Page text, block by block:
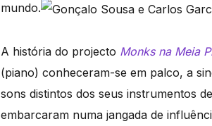
mundo.
A história do projecto Monks na Meia
(piano) conheceram-se em palco, a
sons distintos dos seus instrumentos
embarcaram numa jangada de